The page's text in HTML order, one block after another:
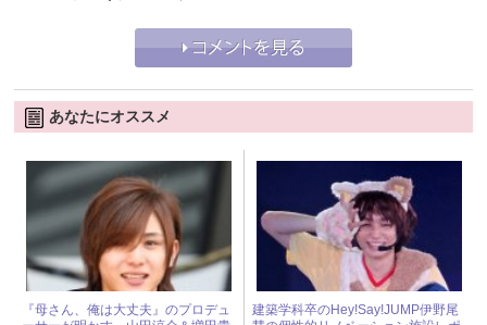
あなたにオススメ
『母さん、俺は大丈夫』のプロデュ
建築学科卒のHey!Say!JUMP伊野尾